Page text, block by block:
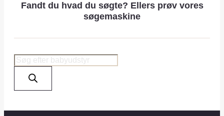
Fandt du hvad du søgte? Ellers prøv vores
søgemaskine
Products
search